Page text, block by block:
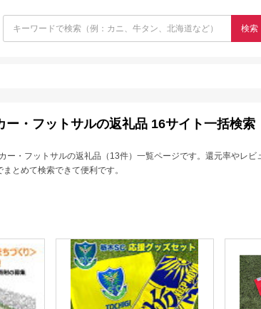
検索
ー・フットサルの返礼品 16サイト一括検索
ー・フットサルの返礼品（13件）一覧ページです。還元率やレ
とめて検索できて便利です。